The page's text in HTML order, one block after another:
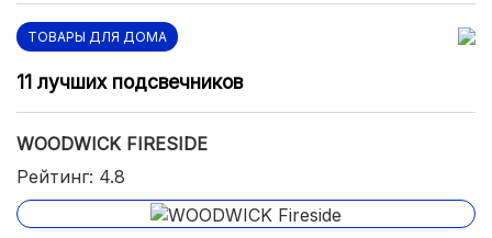
Therapy;
длительное сохранение аромата.
ТОВАРЫ ДЛЯ ДОМА
11 лучших подсвечников
WOODWICK FIRESIDE
Рейтинг: 4.8